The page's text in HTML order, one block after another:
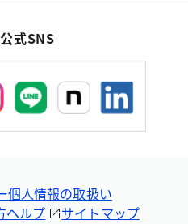
式SNS
個人情報の取扱い
ヘルプ サイトマップ